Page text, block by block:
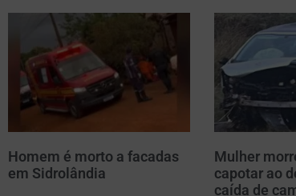
Homem é morto a facadas
em Sidrolândia
Mulher
capotar ao
caída de